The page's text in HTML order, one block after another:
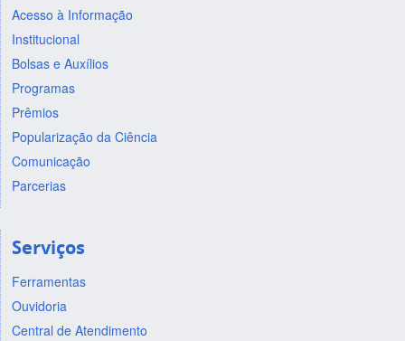
Acesso à Informação
Institucional
Bolsas e Auxílios
Programas
Prêmios
Popularização da Ciência
Comunicação
Parcerias
Serviços
Ferramentas
Ouvidoria
Central de Atendimento